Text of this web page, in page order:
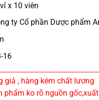
x 10 viên
ty Cổ phần Dược phẩm
16
giả , hàng kém chất lương
phẩm ko rõ nguồn